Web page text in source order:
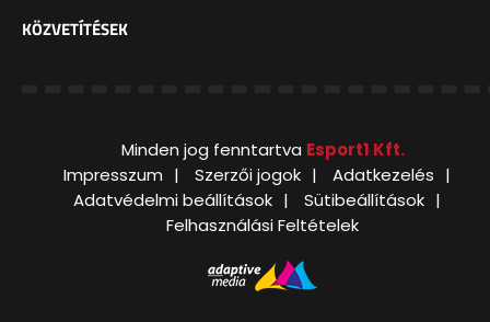
KÖZVETÍTÉSEK
Minden jog fenntartva Esport1 Kft.
Impresszum
Szerzői jogok
Adatkezelés
Adatvédelmi beállítások
Sütibeállítások
Felhasználási Feltételek